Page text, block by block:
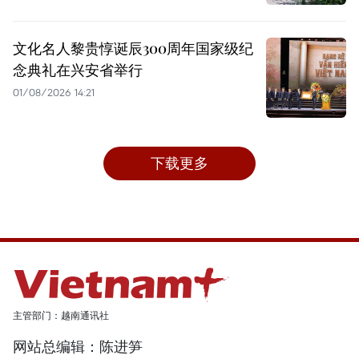
文化名人黎贵惇诞辰300周年国家级纪
念典礼在兴安省举行
01/08/2026 14:21
下载更多
主管部门：越南通讯社
网站总编辑：陈进笋